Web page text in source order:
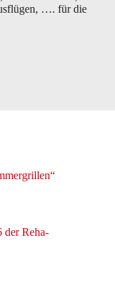
…. für die
der Reha-